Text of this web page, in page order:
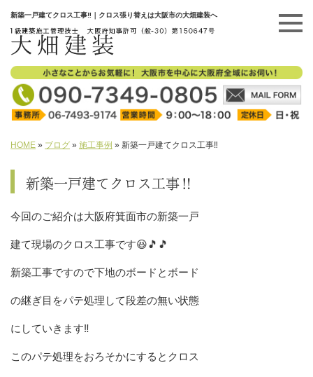
新築一戸建てクロス工事‼️｜クロス張り替えは大阪市の大畑建装へ
HOME » ブログ » 施工事例 » 新築一戸建てクロス工事‼️
新築一戸建てクロス工事‼️
今回のご紹介は大阪府箕面市の新築一戸
建て現場のクロス工事です😆🎵🎵
新築工事ですので下地のボードとボード
の継ぎ目をパテ処理して段差の無い状態
にしていきます‼️
このパテ処理をおろそかにするとクロス